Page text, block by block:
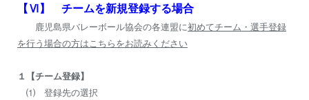
【Ⅵ】 チームを新規登録する場合
鹿児島県バレーボール協会の各連盟に初めてチーム・選手登録
を行う場合の方はこちらをお読みください
１【チーム登録】
⑴ 登録先の選択